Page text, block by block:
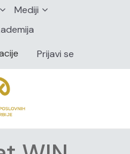
Mediji
Prijavi se